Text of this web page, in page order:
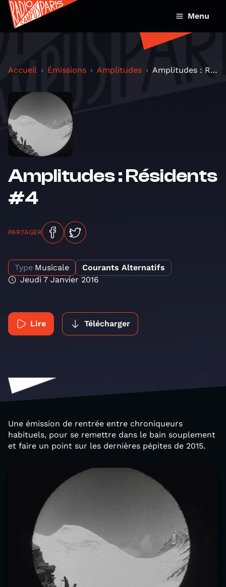
Menu
Accueil Émissions Amplitudes Amplitudes : Résidents #4
Amplitudes : Résidents
#4
PARTAGER
Type Musicale
Courants Alternatifs
Jeudi 7 Janvier 2016
Lire Télécharger
Une émission de rentrée entre chroniqueurs
habituels, pour se remettre dans le bain souplement
et faire un point sur les dernières pépites de 2015.